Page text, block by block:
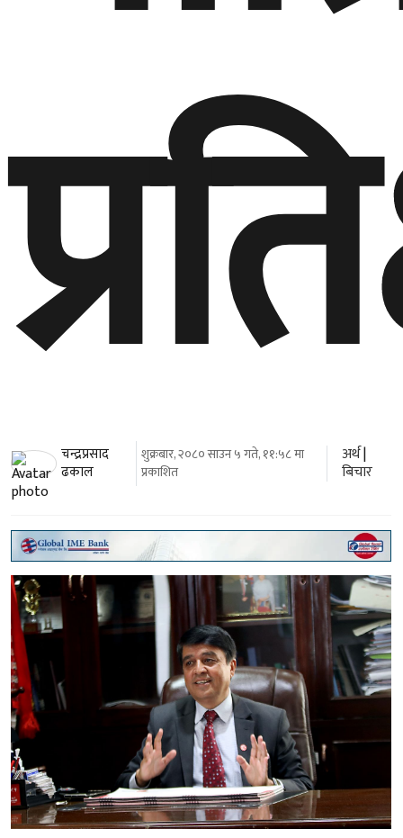
चन्द्रप्रसाद
ढकाल
शुक्रबार, २०८० साउन ५ गते, ११:५८ मा
प्रकाशित
अर्थ|
बिचार